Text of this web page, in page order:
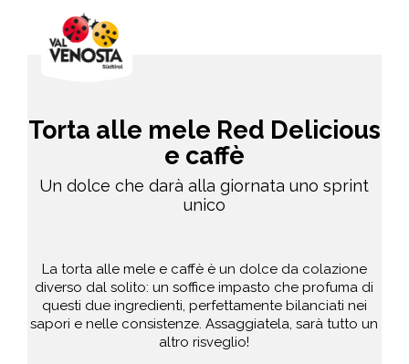
Torta alle mele Red Delicious
e caffè
Un dolce che darà alla giornata uno sprint
unico
La torta alle mele e caffè è un dolce da colazione
diverso dal solito: un soffice impasto che profuma di
questi due ingredienti, perfettamente bilanciati nei
sapori e nelle consistenze. Assaggiatela, sarà tutto un
altro risveglio!